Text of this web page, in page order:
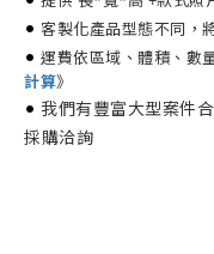
• 客製化產品型態不同，
• 運費依區域、體積、數
計算》
• 我們有豐富大型案件
採購洽詢